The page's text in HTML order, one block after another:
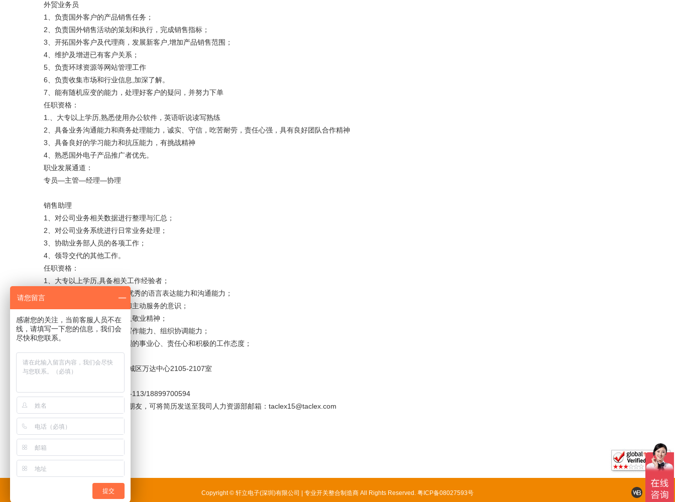
外贸业务员
1、负责国外客户的产品销售任务；
2、负责国外销售活动的策划和执行，完成销售指标；
3、开拓国外客户及代理商，发展新客户,增加产品销售范围；
4、维护及增进已有客户关系；
5、负责环球资源等网站管理工作
6、负责收集市场和行业信息,加深了解。
7、能有随机应变的能力，处理好客户的疑问，并努力下单
任职资格：
1.、大专以上学历,熟悉使用办公软件，英语听说读写熟练
2、具备业务沟通能力和商务处理能力，诚实、守信，吃苦耐劳，责任心强，具有良好团队合作精神
3、具备良好的学习能力和抗压能力，有挑战精神
4、熟悉国外电子产品推广者优先。
职业发展通道：
专员—主管—经理—协理
销售助理
1、对公司业务相关数据进行整理与汇总；
2、对公司业务系统进行日常业务处理；
3、协助业务部人员的各项工作；
4、领导交代的其他工作。
任职资格：
1、大专以上学历,具备相关工作经验者；
2、具备较强的工作责任心,优秀的语言表达能力和沟通能力；
3、具备较强的工作积极性和主动服务的意识；
4、有良好的团队合作精神及敬业精神；
5、具备较强的沟通能力、写作能力、组织协调能力；
6、有敏锐的洞察力，有强烈的事业心、责任心和积极的工作态度；
工作地址：广东省东莞市东城区万达中心2105-2107室
联系电话：0769-87703985-113/18899700594
有意加入我们轩立大家庭的朋友，可将简历发送至我司人力资源部邮箱：taclex15@taclex.com
Copyright © 轩立电子(深圳)有限公司 | 专业开关整合制造商 All Rights Reserved. 粤ICP备08027593号
请您留言
感谢您的关注，当前客服人员不在
线，请填写一下您的信息，我们会
尽快和您联系。
提交